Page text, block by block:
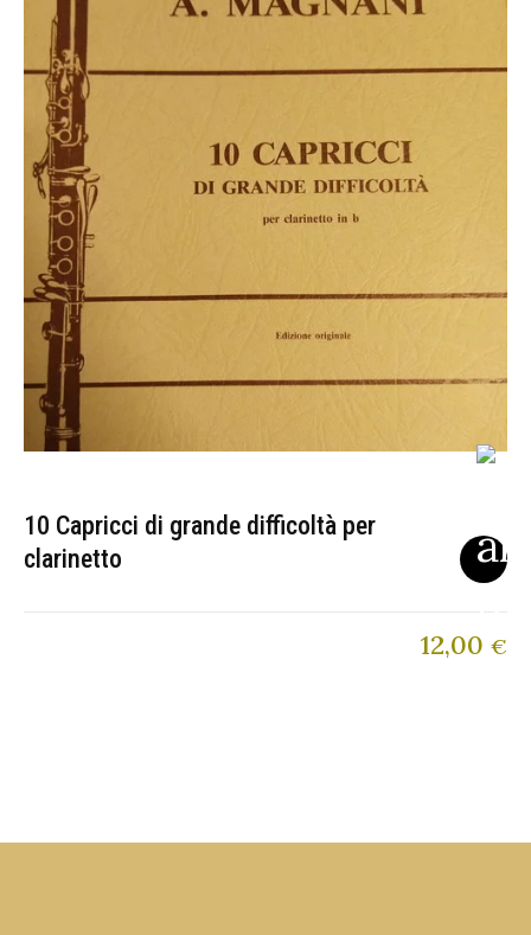
10 Capricci di grande difficoltà per
clarinetto
12,00 €